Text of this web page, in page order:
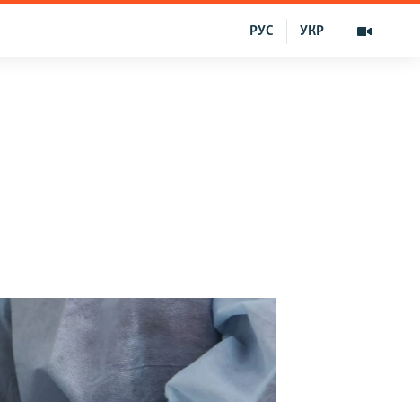
УКР
РУС